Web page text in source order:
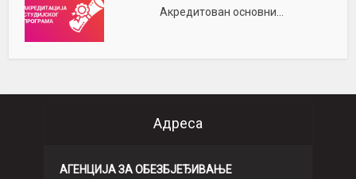
Акредитован основни...
Адреса
АГЕНЦИЈА ЗА ОБЕЗБЈЕЂИВАЊЕ